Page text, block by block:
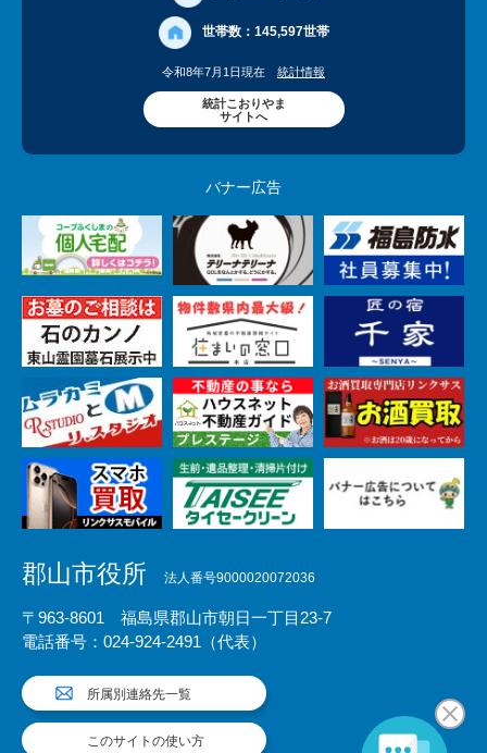
世帯数： 145,597世帯
令和8年7月1日現在 統計情報
統計こおりやま
サイトへ
バナー広告
郡山市役所 法人番号9000020072036
〒963-8601 福島県郡山市朝日一丁目23-7
電話番号：024-924-2491（代表）
所属別連絡先一覧
このサイトの使い方